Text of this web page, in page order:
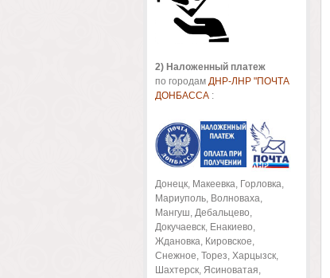
2) Наложенный платеж
по городам ДНР-ЛНР "ПОЧТА
ДОНБАССА:
Донецк, Макеевка, Горловка,
Мариуполь, Волноваха,
Мангуш, Дебальцево,
Докучаевск, Енакиево,
Ждановка, Кировское,
Снежное, Торез, Харцызск,
Шахтерск, Ясиноватая,